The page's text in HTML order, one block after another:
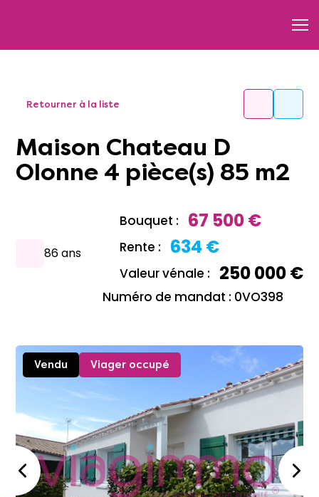
Retourner à la liste
Maison Chateau D
Olonne 4 pièce(s) 85 m2
86 ans
Bouquet : 67 500 €
Rente : 634 €
Valeur vénale : 250 000 €
Numéro de mandat : 0VO398
Vendu Viager occupé